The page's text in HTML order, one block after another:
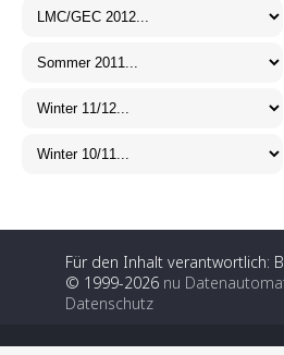
Für den Inhalt verantwortlich:
© 1999-2026 nu
Datenschutz